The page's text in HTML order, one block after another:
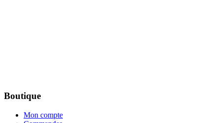
Boutique
Mon compte